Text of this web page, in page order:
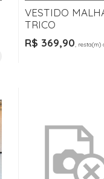
VESTIDO
TRICO
R$ 369,90, resta(m)